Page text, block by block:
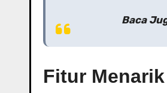
Baca
Fitur